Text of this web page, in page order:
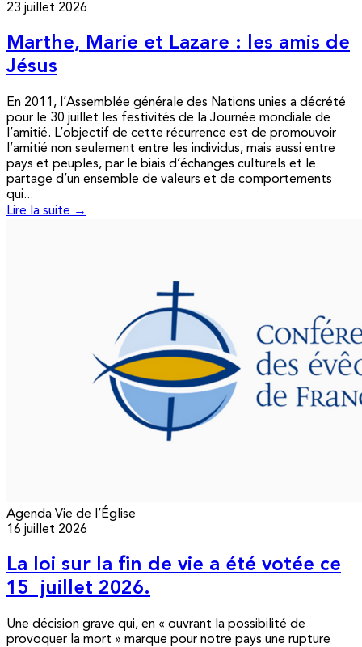
23 juillet 2026
Marthe, Marie et Lazare : les amis de
Jésus
En 2011, l’Assemblée générale des Nations unies a décrété
pour le 30 juillet les festivités de la Journée mondiale de
l’amitié. L’objectif de cette récurrence est de promouvoir
l’amitié non seulement entre les individus, mais aussi entre
pays et peuples, par le biais d’échanges culturels et le
partage d’un ensemble de valeurs et de comportements
qui...
Lire la suite →
Agenda Vie de l’Église
16 juillet 2026
La loi sur la fin de vie a été votée ce
15 juillet 2026.
Une décision grave qui, en « ouvrant la possibilité de
provoquer la mort » marque pour notre pays une rupture